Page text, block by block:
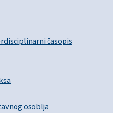
časopis
osoblja